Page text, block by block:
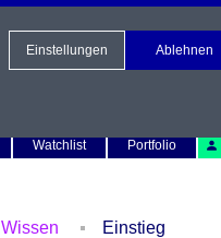
Watchlist Portfolio
Wissen Einstieg
Einstellungen Ablehnen